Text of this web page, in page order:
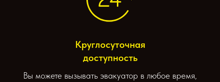
Круглосуточная
доступность
Вы можете вызывать эвакуатор в любое время,